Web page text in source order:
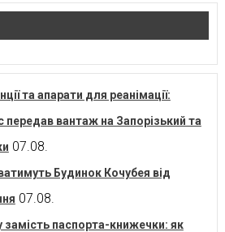
та апарати для реанімації:
передав вантаж на Запорізький та
07.08.
Будинок Кочубея від
07.08.
паспорта-книжечки: як